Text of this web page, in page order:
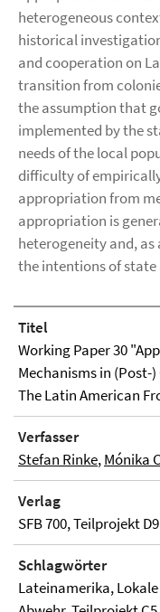
heterogeneous
historical
and cooperation on
transition from
the assumption that
implemented by the
needs of the local
difficulty of
appropriation from
appropriation is
heterogeneity and,
the intentions of state
Titel
Working Paper 30
Mechanisms in (Post-
The Latin American
Verfasser
Stefan Rinke,Mónika
Verlag
SFB 700, Teilprojekt
Schlagwörter
Lateinamerika,